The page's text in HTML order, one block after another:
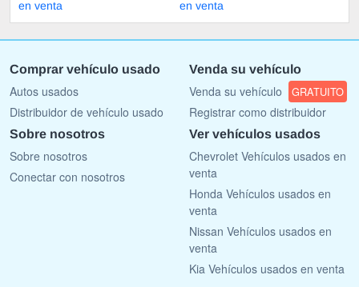
en venta
en venta
Comprar vehículo usado
Autos usados
Distribuidor de vehículo usado
Venda su vehículo
Venda su vehículo GRATUITO
Registrar como distribuidor
Sobre nosotros
Sobre nosotros
Conectar con nosotros
Ver vehículos usados
Chevrolet Vehículos usados en
venta
Honda Vehículos usados en
venta
Nissan Vehículos usados en
venta
Kia Vehículos usados en venta